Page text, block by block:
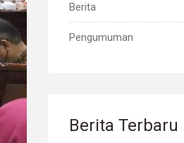
Berita
Pengumuman
Berita Terbaru